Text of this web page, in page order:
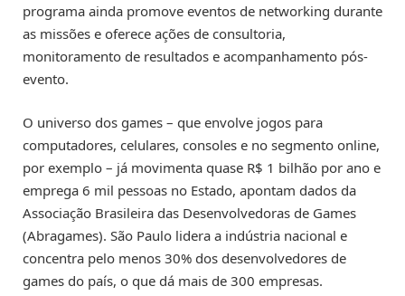
programa ainda promove eventos de networking durante
as missões e oferece ações de consultoria,
monitoramento de resultados e acompanhamento pós-
evento.
O universo dos games – que envolve jogos para
computadores, celulares, consoles e no segmento online,
por exemplo – já movimenta quase R$ 1 bilhão por ano e
emprega 6 mil pessoas no Estado, apontam dados da
Associação Brasileira das Desenvolvedoras de Games
(Abragames). São Paulo lidera a indústria nacional e
concentra pelo menos 30% dos desenvolvedores de
games do país, o que dá mais de 300 empresas.